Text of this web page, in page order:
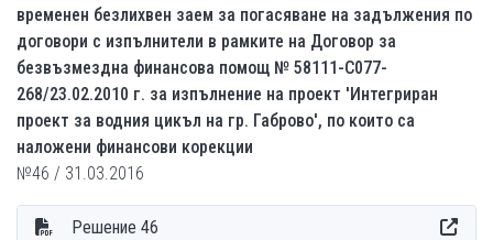
временен безлихвен заем за погасяване на задължения по
договори с изпълнители в рамките на Договор за
безвъзмездна финансова помощ № 58111-С077-
268/23.02.2010 г. за изпълнение на проект 'Интегриран
проект за водния цикъл на гр. Габрово', по които са
наложени финансови корекции
№46 / 31.03.2016
Решение 46